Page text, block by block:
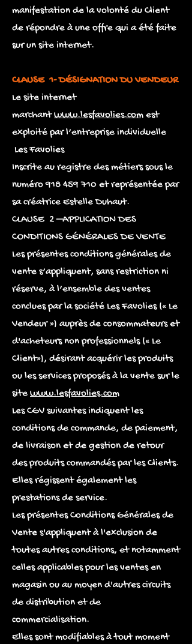
manifestation de la volonté du Client
de répondre à une offre qui a été faite
sur un site internet.
CLAUSE 1- DÉSIGNATION DU VENDEUR
Le site internet
marchantwww.lesfavolies.com est
exploité par l’entreprise individuelle
Les Favolies
Inscrite au registre des métiers sous le
numéro 918 459 710 et représentée par
sa créatrice Estelle Duhaut.
CLAUSE 2 –APPLICATION DES
CONDITIONS GÉNÉRALES DE VENTE
Les présentes conditions générales de
vente s’appliquent, sans restriction ni
réserve, à l’ensemble des ventes
conclues par la société Les Favolies (« Le
Vendeur ») auprès de consommateurs et
d'acheteurs non professionnels (« Le
Client»), désirant acquérir les produits
ou les services proposés à la vente sur le
site www.lesfavolies.com
Les CGV suivantes indiquent les
conditions de commande, de paiement,
de livraison et de gestion de retour
des produits commandés par les Clients.
Elles régissent également les
prestations de service.
Les présentes Conditions Générales de
Vente s'appliquent à l'exclusion de
toutes autres conditions, et notamment
celles applicables pour les ventes en
magasin ou au moyen d'autres circuits
de distribution et de
commercialisation.
Elles sont modifiables à tout moment